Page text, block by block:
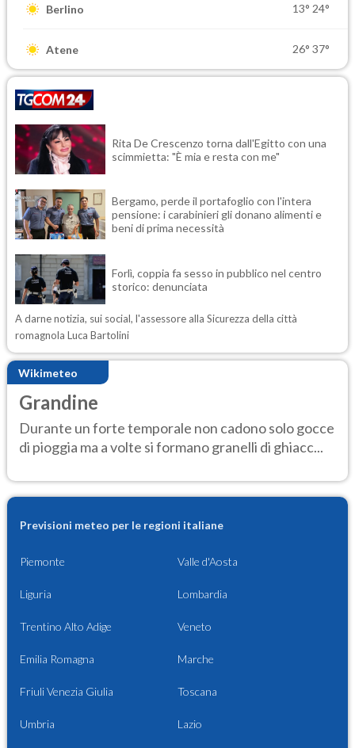
Berlino 13° 24°
Atene 26° 37°
Rita De Crescenzo torna dall'Egitto con una
scimmietta: "È mia e resta con me"
Bergamo, perde il portafoglio con l'intera
pensione: i carabinieri gli donano alimenti e
beni di prima necessità
Forlì, coppia fa sesso in pubblico nel centro
storico: denunciata
A darne notizia, sui social, l'assessore alla Sicurezza della città
romagnola Luca Bartolini
Wikimeteo
Grandine
Durante un forte temporale non cadono solo gocce
di pioggia ma a volte si formano granelli di ghiacc...
Previsioni meteo per le regioni italiane
Piemonte Valle d'Aosta
Liguria Lombardia
Trentino Alto Adige Veneto
Emilia Romagna Marche
Friuli Venezia Giulia Toscana
Umbria Lazio